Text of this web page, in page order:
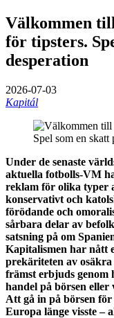
Välkommen
för tipsters.
desperation
2026-07-03
Kapitál
Under de senaste
aktuella fotbolls-VM
reklam för olika typer
konservativt och
förödande och
sårbara delar av
satsning på om
Kapitalismen har nått
prekäriteten av
främst erbjuds genom
handel på börsen eller
Att gå in på börsen
Europa länge visste –